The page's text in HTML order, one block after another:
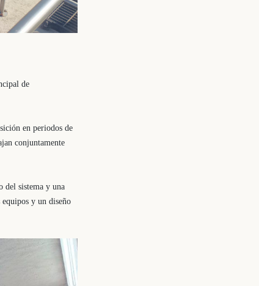
de
en periodos de
conjuntamente
del sistema y una
y un diseño